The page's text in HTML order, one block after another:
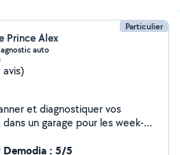
Particulier
Prince Alex
auto
et diagnostiquer vos
Demodia : 5/5